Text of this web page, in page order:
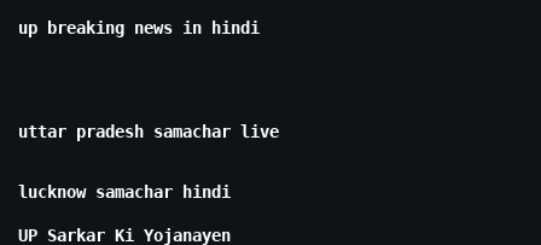
up breaking news in hindi
uttar pradesh samachar live
lucknow samachar hindi
UP Sarkar Ki Yojanayen